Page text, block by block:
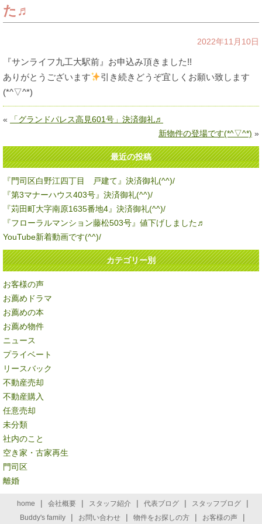
た♬
2022年11月10日
『サンライフ九工大駅前』お申込み頂きました!!
ありがとうございます
引き続きどうぞ宜しくお願い致します
(*^▽^*)
«
「グランドパレス高見601号」決済御礼♬
新物件の登場です(*^▽^*) »
最近の投稿
『門司区白野江四丁目 戸建て』決済御礼(^^)/
『第3マナーハウス403号』決済御礼(^^)/
『苅田町大字南原1635番地4』決済御礼(^^)/
『フローラルマンション藤松503号』値下げしました♬
YouTube新着動画です(^^)/
カテゴリー別
お客様の声
お薦めドラマ
お薦めの本
お薦め物件
ニュース
プライベート
リースバック
不動産売却
不動産購入
任意売却
未分類
社内のこと
空き家・古家再生
門司区
離婚
home | 会社概要 | スタッフ紹介 | 代表ブログ | スタッフブログ |
Buddy's family | お問い合わせ | 物件をお探しの方 | お客様の声 |